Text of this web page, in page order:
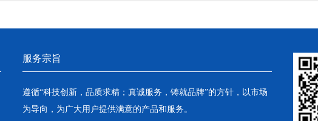
服务宗旨
遵循“科技创新，品质求精；真诚服务，铸就品牌”的方针，以市场
为导向，为广大用户提供满意的产品和服务。